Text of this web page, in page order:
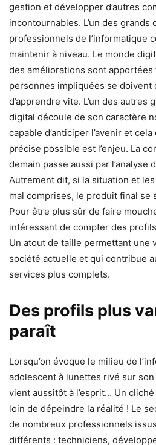
gestion et développer d’autres
incontournables. L’un des grands
professionnels de l’informatique
maintenir à niveau. Le monde
des améliorations sont
personnes impliquées se doivent
d’apprendre vite. L’un des autres
digital découle de son caractère
capable d’anticiper l’avenir et
précise possible est l’enjeu. La
demain passe aussi par l’analyse
Autrement dit, si la situation et
mal comprises, le produit final se
Pour être plus sûr de faire
intéressant de compter des
Un atout de taille permettant une
société actuelle et qui contribue
services plus complets.
Des profils plus
paraît
Lorsqu’on évoque le milieu de
adolescent à lunettes rivé sur son
vient aussitôt à l’esprit… Un
loin de dépeindre la réalité ! Le
de nombreux professionnels
différents : techniciens,